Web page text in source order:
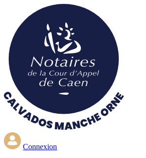
contenu
principal
Connexion